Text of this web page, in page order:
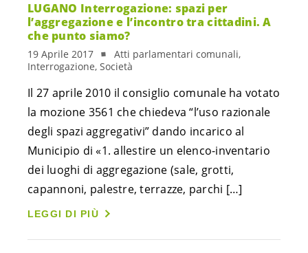
LUGANO Interrogazione: spazi per
l’aggregazione e l’incontro tra cittadini. A
che punto siamo?
19 Aprile 2017
Atti parlamentari comunali,
Interrogazione, Società
Il 27 aprile 2010 il consiglio comunale ha votato
la mozione 3561 che chiedeva “l’uso razionale
degli spazi aggregativi” dando incarico al
Municipio di «1. allestire un elenco-inventario
dei luoghi di aggregazione (sale, grotti,
capannoni, palestre, terrazze, parchi […]
LEGGI DI PIÙ